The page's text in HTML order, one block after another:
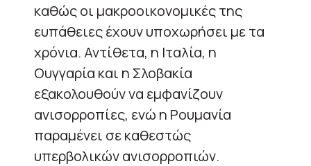
καθώς οι μακροοικονομικές της
ευπάθειες έχουν υποχωρήσει με τα
χρόνια. Αντίθετα, η Ιταλία, η
Ουγγαρία και η Σλοβακία
εξακολουθούν να εμφανίζουν
ανισορροπίες, ενώ η Ρουμανία
παραμένει σε καθεστώς
υπερβολικών ανισορροπιών.